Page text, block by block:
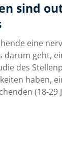
sind
eine
darum geht,
des
haben,
(18-29